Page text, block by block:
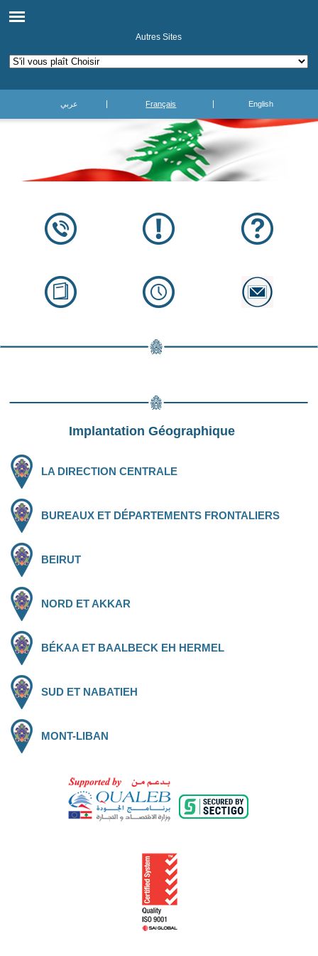
Autres Sites
عربي Français English
Implantation Géographique
LA DIRECTION CENTRALE
BUREAUX ET DÉPARTEMENTS FRONTALIERS
BEIRUT
NORD ET AKKAR
BÉKAA ET BAALBECK EH HERMEL
SUD ET NABATIEH
MONT-LIBAN